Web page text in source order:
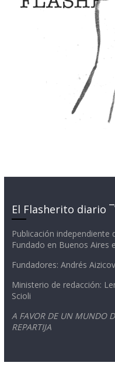
El Flasherito diario
Publicación
Fundado en Buenos Aires
Fundadores: Andrés
Ministerio de redacción:
Scioli
A FAVOR DE UN MUNDO
REPARTIJA